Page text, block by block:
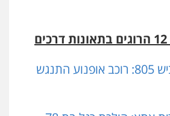
27 ספטמבר – כביש 805: רוכב אופנוע התנגש